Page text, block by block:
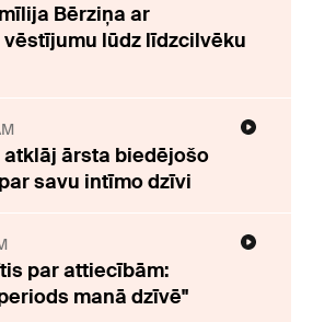
Bērziņa ar
lūdz līdzcilvēku
atklāj ārsta biedējošo
savu intīmo dzīvi
par attiecībām:
manā dzīvē"